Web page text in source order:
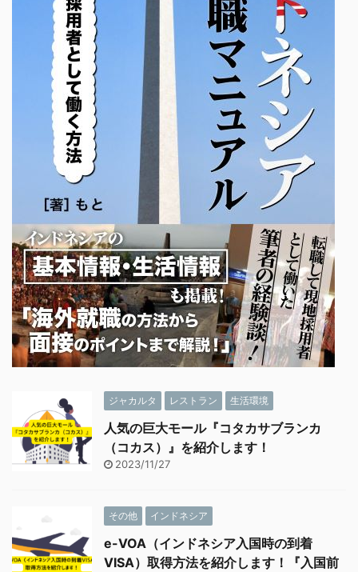
ジャカルタ レストラン 生活環境
人気の巨大モール『コタカサブランカ
（コカス）』を紹介します！
2023/11/27
その他 インドネシア
e-VOA（インドネシア入国時の到着
VISA）取得方法を紹介します！『入国前